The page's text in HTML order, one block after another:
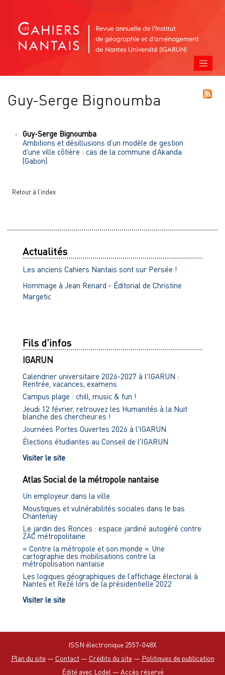
Guy-Serge Bignoumba
Guy-Serge Bignoumba
Ambitions et désillusions d’un modèle de gestion
d’une ville côtière : cas de la commune d’Akanda
(Gabon)
Retour à l’index
Actualités
Les anciens Cahiers Nantais sont sur Persée !
Hommage à Jean Renard - Éditorial de Christine
Margetic
Fils d'infos
IGARUN
Calendrier universitaire 2026-2027 à l'IGARUN :
Rentrée, vacances, examens
Campus plage : chill, music & fun !
Jeudi 12 février, retrouvez les Humanités à la Nuit
blanche des chercheur.es !
Journées Portes Ouvertes 2026 à l'IGARUN
Élections étudiantes au Conseil de l'IGARUN
Visiter le site
Atlas Social de la métropole nantaise
Un employeur dans la ville
Moustiques et vulnérabilités sociales dans le bas
Chantenay
Le jardin des Ronces : espace jardiné autogéré contre
ZAC métropolitaine
« Contre la métropole et son monde ». Une
cartographie des mobilisations contre la
métropolisation nantaise
Les logiques géographiques de l’affichage électoral à
Nantes et Rezé lors de la présidentielle 2022
Visiter le site
ISSN électronique 2557-048X
Plan du site— Contact— Crédits du site— Politiques de publication
Édité avec Lodel — Accès réservé